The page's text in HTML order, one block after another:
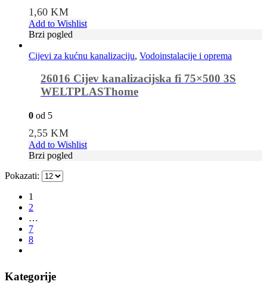
1,60KM
Add to Wishlist
Brzi pogled
Cijevi za kućnu kanalizaciju, Vodoinstalacije i oprema
26016 Cijev kanalizacijska fi 75×500 3S
WELTPLASThome
0 od 5
2,55KM
Add to Wishlist
Brzi pogled
Pokazati:
1
2
…
7
8
Kategorije